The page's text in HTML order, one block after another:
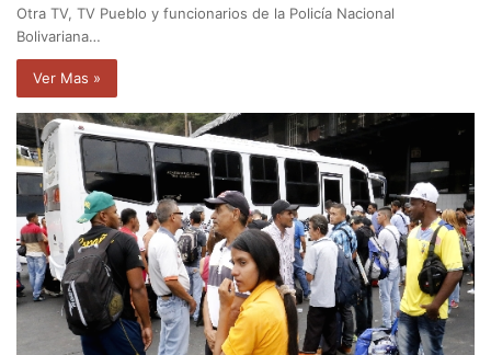
Otra TV, TV Pueblo y funcionarios de la Policía Nacional
Bolivariana…
Ver Mas »